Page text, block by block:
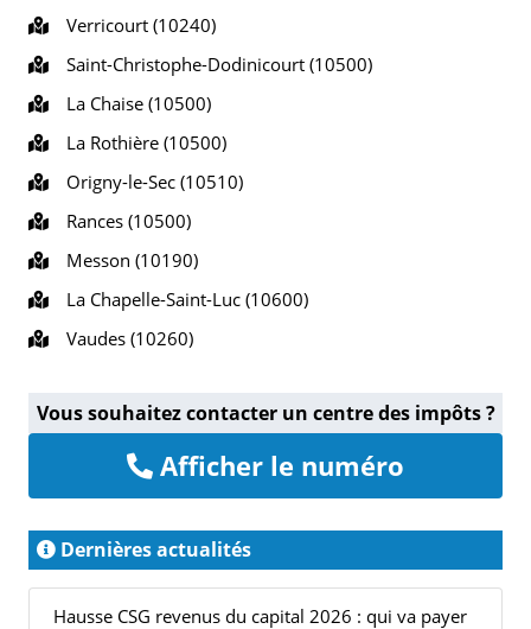
Verricourt (10240)
Saint-Christophe-Dodinicourt (10500)
La Chaise (10500)
La Rothière (10500)
Origny-le-Sec (10510)
Rances (10500)
Messon (10190)
La Chapelle-Saint-Luc (10600)
Vaudes (10260)
Vous souhaitez contacter un centre des impôts ?
Afficher le numéro
Dernières actualités
Hausse CSG revenus du capital 2026 : qui va payer